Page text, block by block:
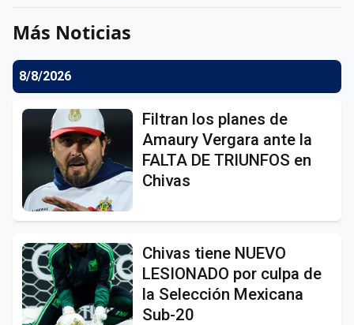
Más Noticias
8/8/2026
Filtran los planes de
Amaury Vergara ante la
FALTA DE TRIUNFOS en
Chivas
Chivas tiene NUEVO
LESIONADO por culpa de
la Selección Mexicana
Sub-20